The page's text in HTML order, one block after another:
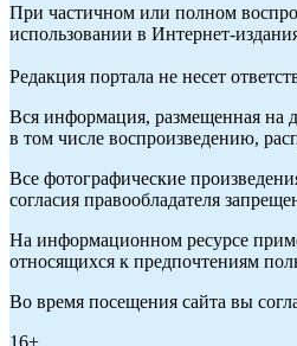
При частичном или полном
использовании в Интернет-
Редакция портала не несет
Вся информация, размещенная на
в том числе воспроизведению,
Все фотографические
согласия правообладателя
На информационном ресурсе
относящихся к предпочтениям
Во время посещения сайта вы
16+